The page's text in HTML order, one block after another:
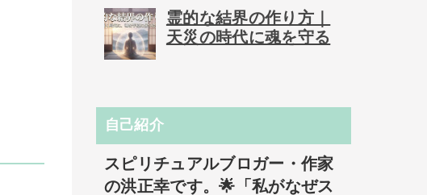
霊的な結界の作り方｜
天災の時代に魂を守る
自己紹介
スピリチュアルブロガー・作家
の洪正幸です。🌟「私がなぜス